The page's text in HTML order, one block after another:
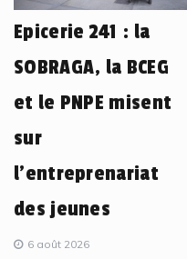
Epicerie 241 : la
SOBRAGA, la BCEG
et le PNPE misent
sur
l’entreprenariat
des jeunes
6 août 2026